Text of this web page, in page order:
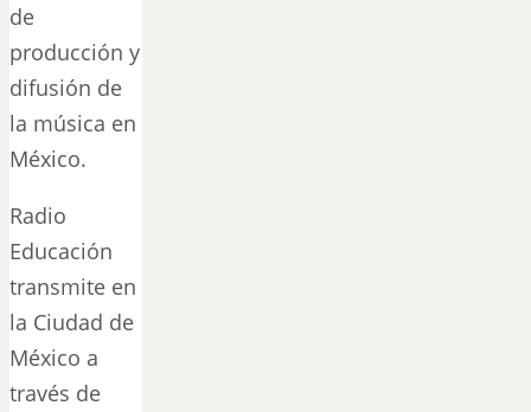
de
producción y
difusión de
la música en
México.
Radio
Educación
transmite en
la Ciudad de
México a
través de